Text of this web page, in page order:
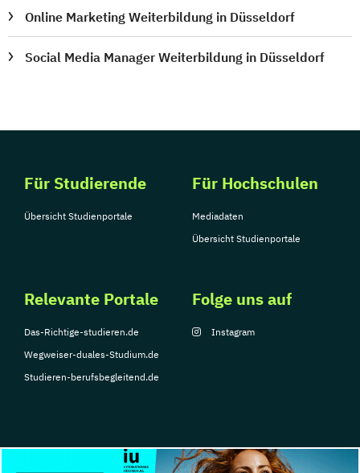
Online Marketing Weiterbildung in Düsseldorf
Social Media Manager Weiterbildung in Düsseldorf
Für Studierende
Übersicht Studienportale
Für Hochschulen
Mediadaten
Übersicht Studienportale
Relevante Portale
Das-Richtige-studieren.de
Wegweiser-duales-Studium.de
Studieren-berufsbegleitend.de
Folge uns auf
Instagram